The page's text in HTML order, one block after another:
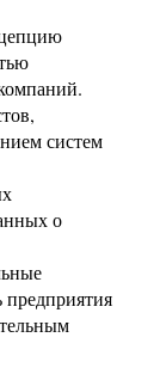
систем
о
предприятия